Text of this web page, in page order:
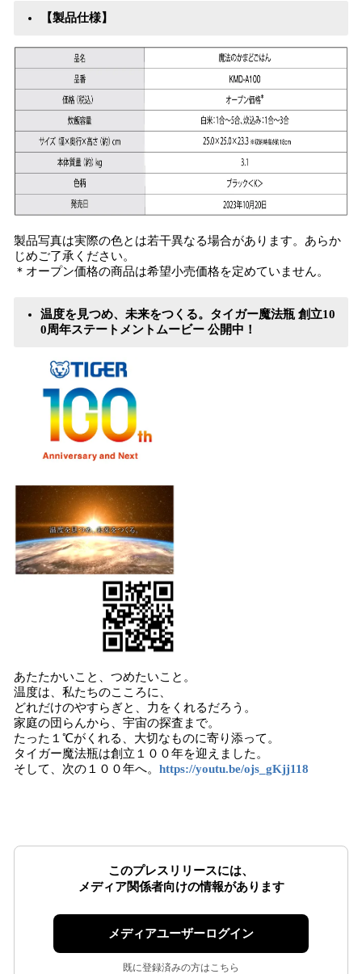
【製品仕様】
製品写真は実際の色とは若干異なる場合があります。あらか
じめご了承ください。
＊オープン価格の商品は希望小売価格を定めていません。
温度を見つめ、未来をつくる。タイガー魔法瓶 創立10
0周年ステートメントムービー 公開中！
あたたかいこと、つめたいこと。
温度は、私たちのこころに、
どれだけのやすらぎと、力をくれるだろう。
家庭の団らんから、宇宙の探査まで。
たった１℃がくれる、大切なものに寄り添って。
タイガー魔法瓶は創立１００年を迎えました。
そして、次の１００年へ。 https://youtu.be/ojs_gKjj118
このプレスリリースには、
メディア関係者向けの情報があります
メディアユーザーログイン
既に登録済みの方はこちら